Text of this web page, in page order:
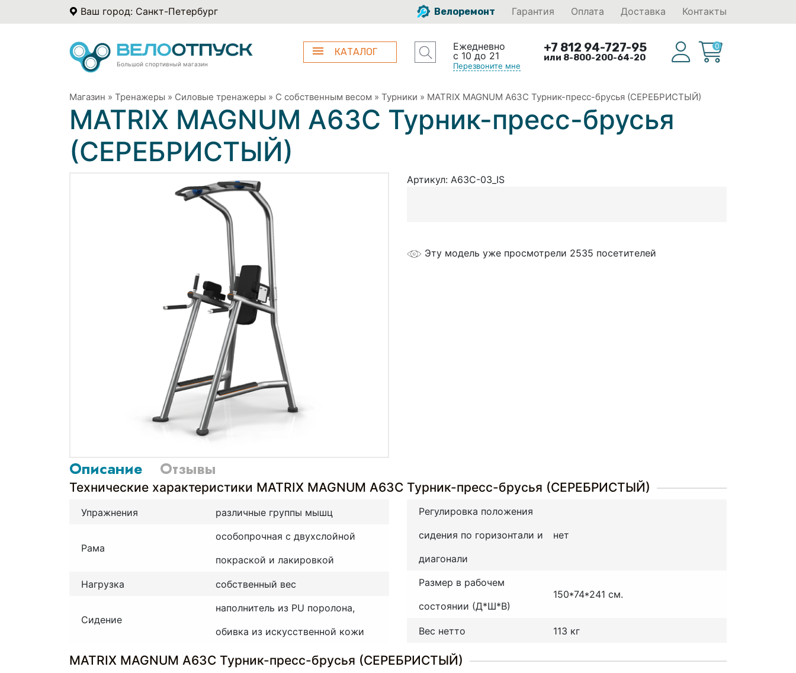
Ваш город: Санкт-Петербург Велоремонт Гарантия Оплата Доставка Контакты
Большой спортивный магазин
КАТАЛОГ
Ежедневно
с 10 до 21
Перезвоните мне
+7 812 94-727-95
или 8-800-200-64-20
0
Магазин » Тренажеры » Силовые тренажеры » С собственным весом » Турники » MATRIX MAGNUM A63C Турник-пресс-брусья (СЕРЕБРИСТЫЙ)
MATRIX MAGNUM A63C Турник-пресс-брусья
(СЕРЕБРИСТЫЙ)
Артикул: A63C-03_IS
Эту модель уже просмотрели 2535 посетителей
Описание Отзывы
Технические характеристики MATRIX MAGNUM A63C Турник-пресс-брусья (СЕРЕБРИСТЫЙ)
Упражнения различные группы мышц
Рама
особопрочная с двухслойной
покраской и лакировкой
Нагрузка собственный вес
Сидение
наполнитель из PU поролона,
обивка из искусственной кожи
Регулировка положения
сидения по горизонтали и
диагонали
нет
Размер в рабочем
состоянии (Д*Ш*В)
150*74*241 см.
Вес нетто 113 кг
MATRIX MAGNUM A63C Турник-пресс-брусья (СЕРЕБРИСТЫЙ)